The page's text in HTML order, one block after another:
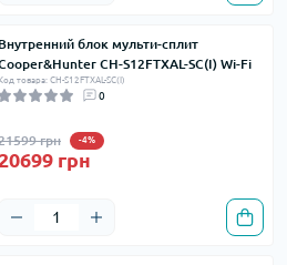
Внутренний блок мульти-сплит
CH-S12FTXAL-SC(I) Wi-Fi
Код товара: CH-S12FTXAL-SC(I)
0
грн -4%
грн